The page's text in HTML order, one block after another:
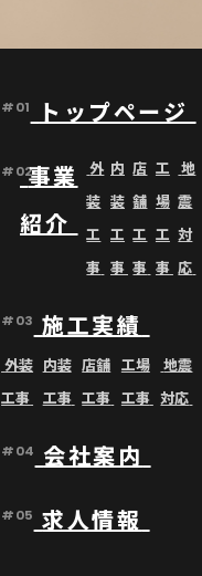
#01 トップページ
#02事業
紹介
外
装
工
事
内
装
工
事
店
舗
工
事
工
場
工
事
地
震
対
応
#03 施工実績
外装
工事
内装
工事
店舗
工事
工場
工事
地震
対応
#04 会社案内
#05 求人情報